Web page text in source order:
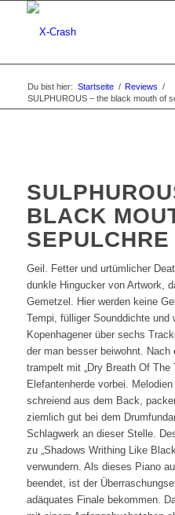
Du bist hier: Startseite / Reviews /
SULPHUROUS – the black mouth of
BLACK
SEPULCHRE
Geil. Fetter und urtümlicher
dunkle Hingucker von Artwork,
Gemetzel. Hier werden keine
Tempi, fülliger Sounddichte und
Kopenhagener über sechs
der man besser beiwohnt. Nach
trampelt mit „Dry Breath Of The
Elefantenherde vorbei.
schreiend aus dem Back,
ziemlich gut bei dem
Schlagwerk an dieser Stelle.
zu „Shadows Writhing Like
verwundern. Als dieses Piano
beendet, ist der
adäquates Finale bekommen.